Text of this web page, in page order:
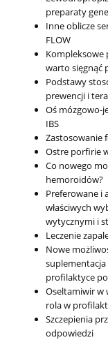
preparaty
Inne oblicze
FLOW
Kompleksowe
warto sięgnąć
Podstawy
prewencji i
Oś mózgowo-
IBS
Zastosowanie
Ostre porfirie
Co nowego
hemoroidów?
Preferowane i
właściwych
wytycznymi i
Leczenie
Nowe
profilaktyce
Oseltamiwir w
rola w
Szczepienia
odpowiedzi